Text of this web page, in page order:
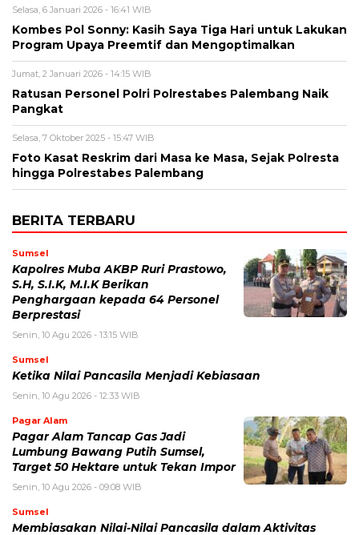
Selasa, 6 Januari 2026 - 16:41 WIB
Kombes Pol Sonny: Kasih Saya Tiga Hari untuk Lakukan
Program Upaya Preemtif dan Mengoptimalkan
Jumat, 2 Januari 2026 - 14:15 WIB
Ratusan Personel Polri Polrestabes Palembang Naik
Pangkat
Selasa, 7 Oktober 2025 - 15:47 WIB
Foto Kasat Reskrim dari Masa ke Masa, Sejak Polresta
hingga Polrestabes Palembang
BERITA TERBARU
Sumsel
Kapolres Muba AKBP Ruri Prastowo,
S.H, S.I.K, M.I.K Berikan
Penghargaan kepada 64 Personel
Berprestasi
Senin, 10 Agu 2026 - 13:15 WIB
Sumsel
Ketika Nilai Pancasila Menjadi Kebiasaan
Senin, 10 Agu 2026 - 12:33 WIB
Pagar Alam
Pagar Alam Tancap Gas Jadi
Lumbung Bawang Putih Sumsel,
Target 50 Hektare untuk Tekan Impor
Senin, 10 Agu 2026 - 09:08 WIB
Sumsel
Membiasakan Nilai-Nilai Pancasila dalam Aktivitas